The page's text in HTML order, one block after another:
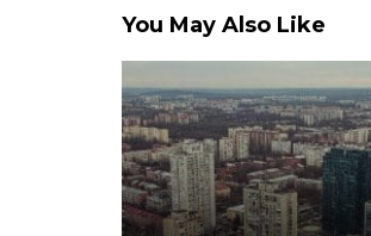
You May Also Like